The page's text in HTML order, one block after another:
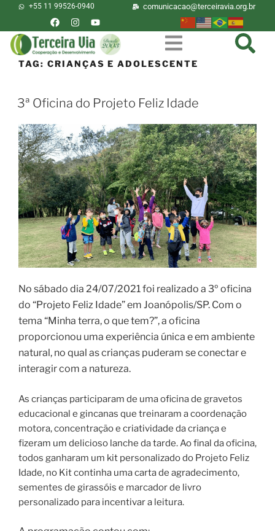
+55 11 99526-0940 comunicacao@terceiravia.org.br
TAG: CRIANÇAS E ADOLESCENTE
3ª Oficina do Projeto Feliz Idade
No sábado dia 24/07/2021 foi realizado a 3º oficina
do “Projeto Feliz Idade” em Joanópolis/SP. Com o
tema “Minha terra, o que tem?”, a oficina
proporcionou uma experiência única e em ambiente
natural, no qual as crianças puderam se conectar e
interagir com a natureza.
As crianças participaram de uma oficina de gravetos
educacional e gincanas que treinaram a coordenação
motora, concentração e criatividade da criança e
fizeram um delicioso lanche da tarde. Ao final da oficina,
todos ganharam um kit personalizado do Projeto Feliz
Idade, no Kit continha uma carta de agradecimento,
sementes de girassóis e marcador de livro
personalizado para incentivar a leitura.